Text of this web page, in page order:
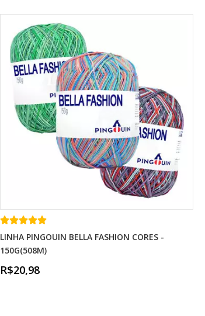
LINHA PINGOUIN BELLA FASHION CORES -
150G(508M)
R$20,98